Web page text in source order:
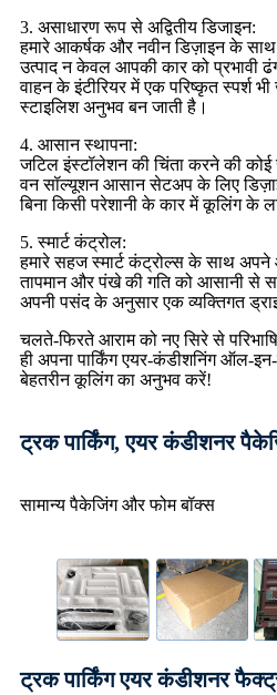
3. असाधारण रूप से अद्वितीय डिजाइन:
हमारे आकर्षक और नवीन डिज़ाइन के
उत्पाद न केवल आपकी कार को प्रभावी
वाहन के इंटीरियर में एक परिष्कृत स्पर्श
स्टाइलिश अनुभव बन जाती है।
4. आसान स्थापना:
जटिल इंस्टॉलेशन की चिंता करने की
वन सॉल्यूशन आसान सेटअप के लिए
बिना किसी परेशानी के कार में कूलिंग के
5. स्मार्ट कंट्रोल:
हमारे सहज स्मार्ट कंट्रोल्स के साथ अपने
तापमान और पंखे की गति को आसानी से
अपनी पसंद के अनुसार एक व्यक्तिगत
चलते-फिरते आराम को नए सिरे से
ही अपना पार्किंग एयर-कंडीशनिंग ऑल-
बेहतरीन कूलिंग का अनुभव करें!
ट्रक पार्किंग, एयर कंडीशनर
सामान्य पैकेजिंग और फोम बॉक्स
ट्रक पार्किंग एयर कंडीशनर